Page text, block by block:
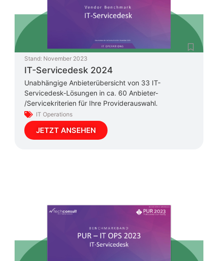
Stand: November 2023
IT-Servicedesk 2024
Unabhängige Anbieterübersicht von 33 IT-
Servicedesk-Lösungen in ca. 60 Anbieter-
/Servicekriterien für Ihre Providerauswahl.
IT Operations
JETZT ANSEHEN